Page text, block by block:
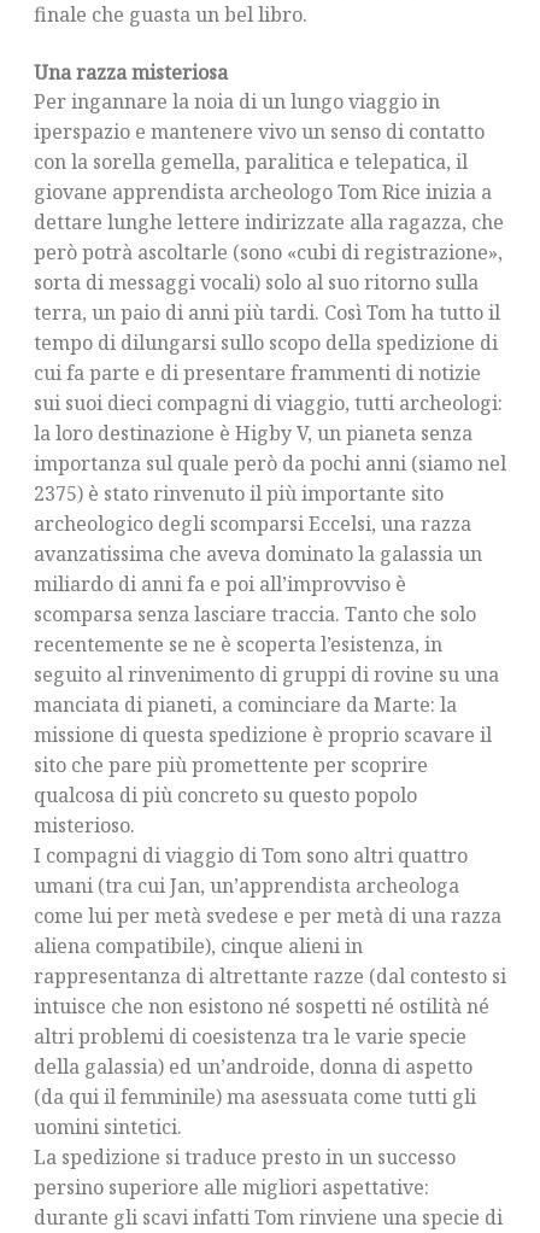
finale che guasta un bel libro.
Una razza misteriosa
Per ingannare la noia di un lungo viaggio in
iperspazio e mantenere vivo un senso di contatto
con la sorella gemella, paralitica e telepatica, il
giovane apprendista archeologo Tom Rice inizia a
dettare lunghe lettere indirizzate alla ragazza, che
però potrà ascoltarle (sono «cubi di registrazione»,
sorta di messaggi vocali) solo al suo ritorno sulla
terra, un paio di anni più tardi. Così Tom ha tutto il
tempo di dilungarsi sullo scopo della spedizione di
cui fa parte e di presentare frammenti di notizie
sui suoi dieci compagni di viaggio, tutti archeologi:
la loro destinazione è Higby V, un pianeta senza
importanza sul quale però da pochi anni (siamo nel
2375) è stato rinvenuto il più importante sito
archeologico degli scomparsi Eccelsi, una razza
avanzatissima che aveva dominato la galassia un
miliardo di anni fa e poi all’improvviso è
scomparsa senza lasciare traccia. Tanto che solo
recentemente se ne è scoperta l’esistenza, in
seguito al rinvenimento di gruppi di rovine su una
manciata di pianeti, a cominciare da Marte: la
missione di questa spedizione è proprio scavare il
sito che pare più promettente per scoprire
qualcosa di più concreto su questo popolo
misterioso.
I compagni di viaggio di Tom sono altri quattro
umani (tra cui Jan, un’apprendista archeologa
come lui per metà svedese e per metà di una razza
aliena compatibile), cinque alieni in
rappresentanza di altrettante razze (dal contesto si
intuisce che non esistono né sospetti né ostilità né
altri problemi di coesistenza tra le varie specie
della galassia) ed un’androide, donna di aspetto
(da qui il femminile) ma asessuata come tutti gli
uomini sintetici.
La spedizione si traduce presto in un successo
persino superiore alle migliori aspettative:
durante gli scavi infatti Tom rinviene una specie di